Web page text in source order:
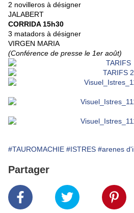
2 novilleros à désigner
JALABERT
CORRIDA 15h30
3 matadors à désigner
VIRGEN MARIA
(Conférence de presse le 1er août)
#TAUROMACHIE #ISTRES #arenes
Partager